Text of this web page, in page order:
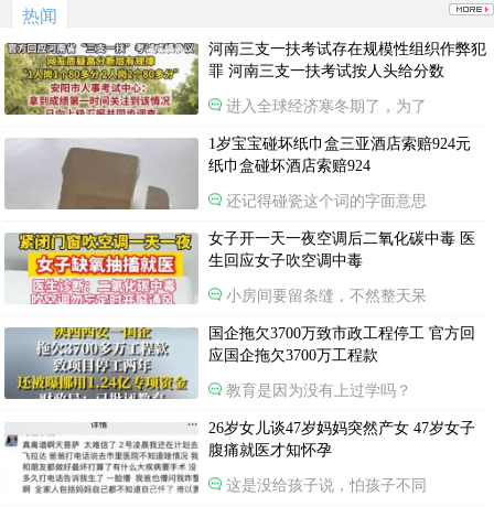
热闻
河南三支一扶考试存在规模性组织作弊犯
罪 河南三支一扶考试按人头给分数
进入全球经济寒冬期了，为了
1岁宝宝碰坏纸巾盒三亚酒店索赔924元
纸巾盒碰坏酒店索赔924
还记得碰瓷这个词的字面意思
女子开一天一夜空调后二氧化碳中毒 医
生回应女子吹空调中毒
小房间要留条缝，不然整天呆
国企拖欠3700万致市政工程停工 官方回
应国企拖欠3700万工程款
教育是因为没有上过学吗？
26岁女儿谈47岁妈妈突然产女 47岁女子
腹痛就医才知怀孕
这是没给孩子说，怕孩子不同